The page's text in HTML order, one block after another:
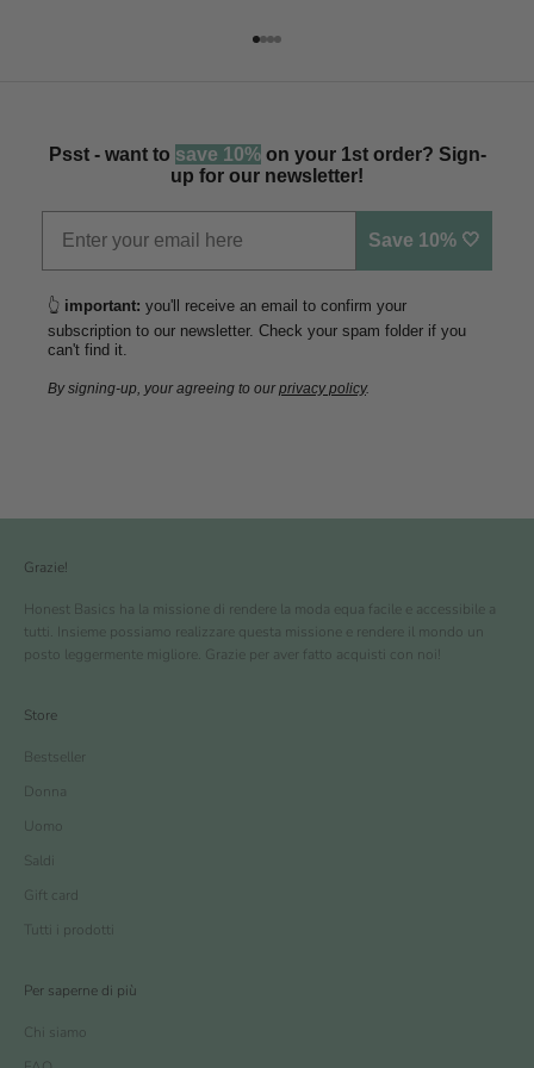
Vai all'articolo 1
Vai all'articolo 2
Vai all'articolo 3
Vai all'articolo 4
Psst - want to save 10%on your 1st order? Sign-
up for our newsletter!
Save 10% 🤍
👆 important: you'll receive an email to confirm your
subscription to our newsletter. Check your spam folder if you
can't find it.
By signing-up, your agreeing to ourprivacy policy.
Grazie!
Honest Basics ha la missione di rendere la moda equa facile e accessibile a
tutti. Insieme possiamo realizzare questa missione e rendere il mondo un
posto leggermente migliore. Grazie per aver fatto acquisti con noi!
Store
Bestseller
Donna
Uomo
Saldi
Gift card
Tutti i prodotti
Per saperne di più
Chi siamo